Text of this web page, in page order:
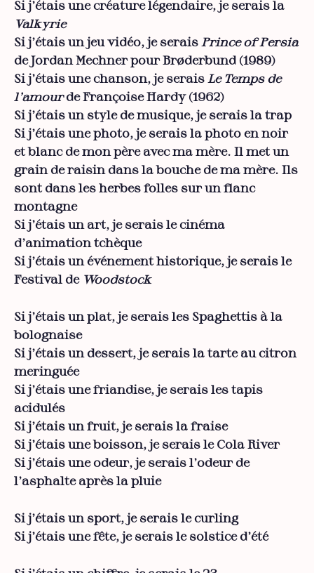
Si j’étais une créature légendaire, je serais la
Valkyrie
Si j’étais un jeu vidéo, je serais Prince of Persia
de Jordan Mechner pour Brøderbund (1989)
Si j’étais une chanson, je serais Le Temps de
l’amourde Françoise Hardy (1962)
Si j’étais un style de musique, je serais la trap
Si j’étais une photo, je serais la photo en noir
et blanc de mon père avec ma mère. Il met un
grain de raisin dans la bouche de ma mère. Ils
sont dans les herbes folles sur un flanc
montagne
Si j’étais un art, je serais le cinéma
d’animation tchèque
Si j’étais un événement historique, je serais le
Festival de Woodstock
Si j’étais un plat, je serais les Spaghettis à la
bolognaise
Si j’étais un dessert, je serais la tarte au citron
meringuée
Si j’étais une friandise, je serais les tapis
acidulés
Si j’étais un fruit, je serais la fraise
Si j’étais une boisson, je serais le Cola River
Si j’étais une odeur, je serais l’odeur de
l’asphalte après la pluie
Si j’étais un sport, je serais le curling
Si j’étais une fête, je serais le solstice d’été